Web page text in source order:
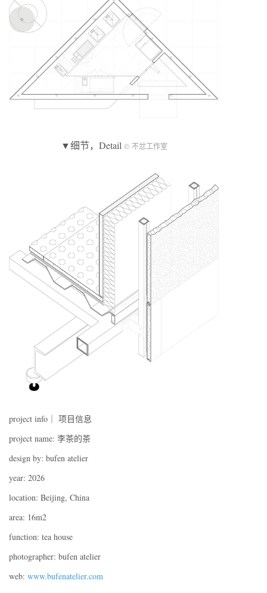
▼细节，Detail © 不忿工作室
project info｜ 项目信息
project name: 李茶的茶
design by: bufen atelier
year: 2026
location: Beijing, China
area: 16m2
function: tea house
photographer: bufen atelier
web: www.bufenatelier.com